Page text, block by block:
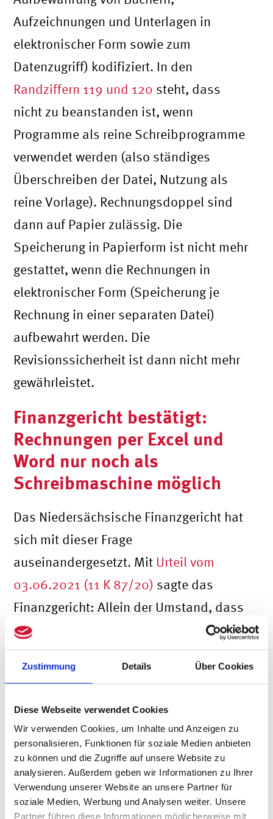
Zustimmung Details Über Cookies
Diese Webseite verwendet Cookies
Wir verwenden Cookies, um Inhalte und Anzeigen zu
personalisieren, Funktionen für soziale Medien anbieten
zu können und die Zugriffe auf unsere Website zu
analysieren. Außerdem geben wir Informationen zu Ihrer
Verwendung unserer Website an unsere Partner für
soziale Medien, Werbung und Analysen weiter. Unsere
Partner führen diese Informationen möglicherweise mit
Aufzeichnungen und Unterlagen in
elektronischer Form sowie zum
Datenzugriff) kodifiziert. In den
Randziffern 119 und 120 steht, dass
nicht zu beanstanden ist, wenn
Programme als reine Schreibprogramme
verwendet werden (also ständiges
Überschreiben der Datei, Nutzung als
reine Vorlage). Rechnungsdoppel sind
dann auf Papier zulässig. Die
Speicherung in Papierform ist nicht mehr
gestattet, wenn die Rechnungen in
elektronischer Form (Speicherung je
Rechnung in einer separaten Datei)
aufbewahrt werden. Die
Revisionssicherheit ist dann nicht mehr
gewährleistet.
Finanzgericht bestätigt:
Rechnungen per Excel und
Word nur noch als
Schreibmaschine möglich
Das Niedersächsische Finanzgericht hat
sich mit dieser Frage
auseinandergesetzt. Mit Urteil vom
03.06.2021 (11 K 87/20) sagte das
Finanzgericht: Allein der Umstand, dass
die zum Schreiben der Rechnungen vom
Kläger eingesetzte Software die
Rechnungen zwar automatisch
Rechnungen (ohne Dokumentation
dieser) ermöglicht, ist kein hinreichend
formaler Mangel in der Buchführung bzw.
den Aufzeichnungen. Eine